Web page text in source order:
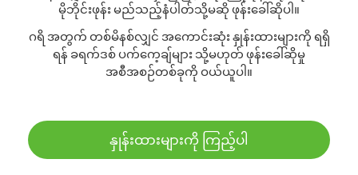
မိုဘိုင်းဖုန်း မည်သည့်နံပါတ်သို့မဆို ဖုန်းခေါ်ဆိုပါ။
ဂရိ အတွက် တစ်မိနစ်လျှင် အကောင်းဆုံး နှုန်းထားများကို ရရှိ
ရန် ခရက်ဒစ် ပက်ကေ့ချ်များ သို့မဟုတ် ဖုန်းခေါ်ဆိုမှု
အစီအစဉ်တစ်ခုကို ဝယ်ယူပါ။
နှုန်းထားများကို ကြည့်ပါ